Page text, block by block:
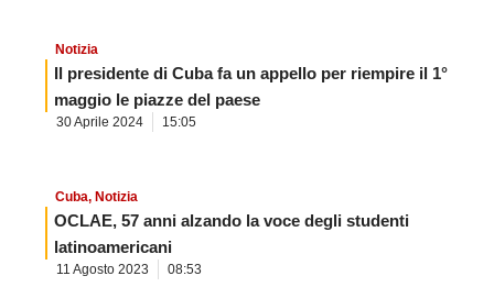
Notizia
Il presidente di Cuba fa un appello per riempire il 1°
maggio le piazze del paese
30 Aprile 2024 15:05
Cuba, Notizia
OCLAE, 57 anni alzando la voce degli studenti
latinoamericani
11 Agosto 2023 08:53